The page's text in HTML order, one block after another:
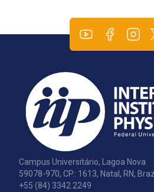
Campus Universitário, Lagoa Nova
59078-970, CP.: 1613, Natal, RN,
+55 (84) 3342.2249